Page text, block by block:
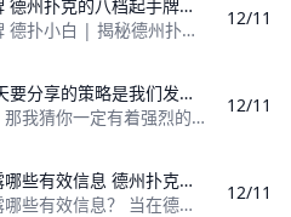
德州扑克的八档起手牌 德州扑克的八档起手牌是什么？
德州扑克的八档起手牌 德扑小白 | 揭秘德州扑克的八档起手牌 缺乏经验的新手其实并不会看牌，往往都比较胆大、不够谨慎，分析不透哪些牌才是真正的好牌。
12/11
怎么学德州扑克？ 今天要分享的策略是我们发现最有帮助的学习德州扑克的方法。
如果你点开这篇文章，那我猜你一定有着强烈的求知欲，这很好，我希望你学有所得。今天要分享的策略是我们发现最有帮助的学习方法。这原本是一个价值5
12/11
德州扑克的摊牌会暴露哪些有效信息 德州扑克的摊牌会暴露哪些有效信息？
德州扑克的摊牌会暴露哪些有效信息？ 当在德州扑克中打到摊牌时，有人只会收集筹码，而有人却能从摊出的牌中收集到信息。 假设这是$1/$2无限注德州
12/11